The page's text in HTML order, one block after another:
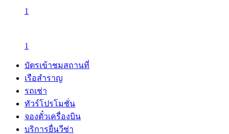
1
1
บัตรเข้าชมสถานที่
เรือสำราญ
รถเช่า
ทัวร์โปรโมชั่น
จองตั๋วเครื่องบิน
บริการยื่นวีซ่า